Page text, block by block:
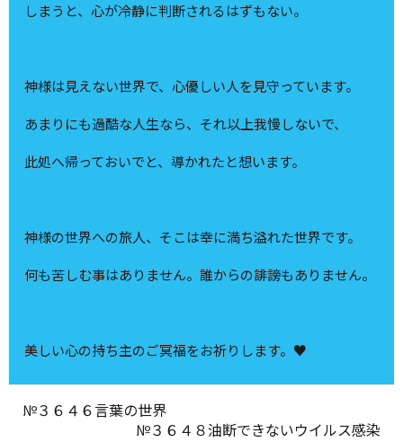
しまうと、心が冷静に判断されるはずもない。
神様は見えない世界で、心優しい人を見守っています。
あまりにも過酷な人生なら、それ以上我慢しないで、
此処へ帰っておいでと、導かれたと想います。
神様の世界への旅人、そこは幸に満ち溢れた世界です。
何も苦しむ事はありません。誰からの誹謗もありません。
美しい心の持ち主のご冥福をお祈りします。♥
№３６４６言葉の世界
№３６４８油断できないウイルス感染